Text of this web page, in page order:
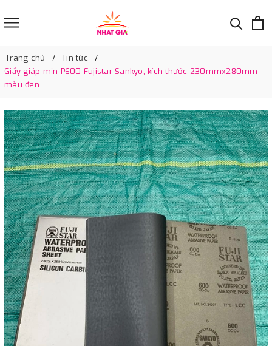
Trang chủ
Tin tức
Giấy giáp mịn P600 Fujistar Sankyo, kích thước 230mmx280mm
màu đen